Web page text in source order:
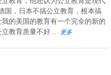
国，日本不搞公立教育，根本搞
的美国的教育有一个完全的新的
教育质量不好 ...
更多